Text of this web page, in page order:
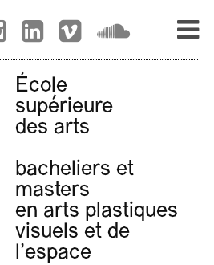
École
supérieure
des arts
bacheliers et
masters
en arts plastiques
visuels et de
l'espace